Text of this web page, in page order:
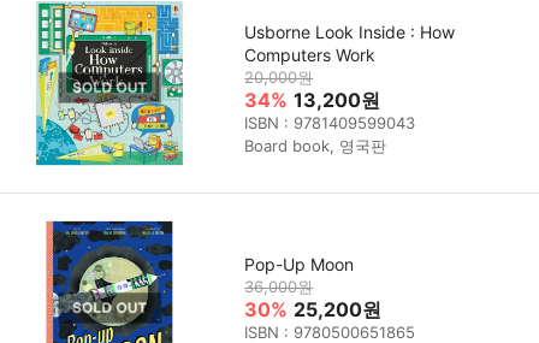
Usborne Look Inside : How
Computers Work
20,000원
34% 13,200원
ISBN : 9781409599043
Board book, 영국판
Pop-Up Moon
36,000원
30% 25,200원
ISBN : 9780500651865